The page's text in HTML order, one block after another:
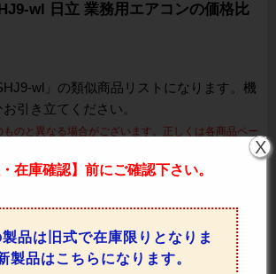
wl 日立 業務用エアコンの価格比
wl」の類似商品リストになります。機
引き立てください。
のと異なる場合がございます。正しくは各商品ペー
エアコン商品型番
SZRC45BYNV
GUSA04513JPXU
・在庫確認】前にご確認下さい。
品は旧式で在庫限りとなりま
製品はこちらになります。
X